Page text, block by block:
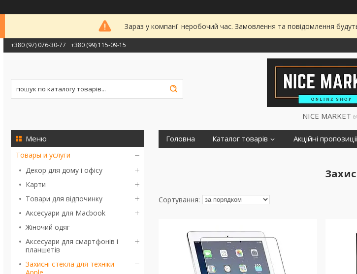
Зараз у компанії неробочий час. Замовлення та повідомлення
+380 (97) 076-30-77 +380 (99) 115-09-15
NICE MARKET
Товары и услуги
Декор для дому і офісу
Карти
Товари для відпочинку
Аксесуари для Macbook
Жіночий одяг
Аксесуари для смартфонів і
планшетів
Захисні стекла для техніки
Головна Каталог товарів Акційні